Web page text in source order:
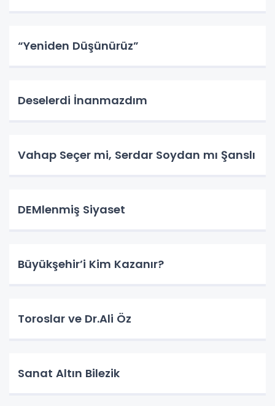
“Yeniden Düşünürüz”
Deselerdi İnanmazdım
Vahap Seçer mi, Serdar Soydan mı Şanslı
DEMlenmiş Siyaset
Büyükşehir’i Kim Kazanır?
Toroslar ve Dr.Ali Öz
Sanat Altın Bilezik